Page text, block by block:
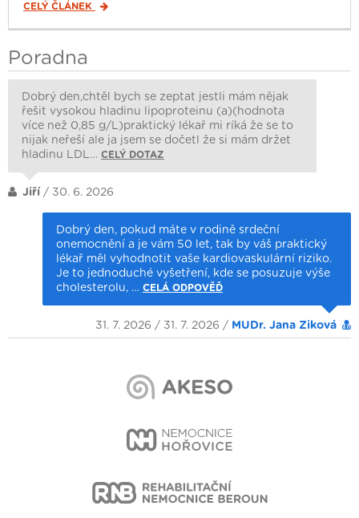
CELÝ ČLÁNEK
Poradna
Dobrý den,chtěl bych se zeptat jestli mám nějak
řešit vysokou hladinu lipoproteinu (a)(hodnota
více než 0,85 g/L)praktický lékař mi ríká že se to
nijak neřeší ale ja jsem se dočetl že si mám držet
hladinu LDL… CELÝ DOTAZ
Jiří / 30. 6. 2026
Dobrý den, pokud máte v rodině srdeční
onemocnění a je vám 50 let, tak by váš praktický
lékař měl vyhodnotit vaše kardiovaskulární riziko.
Je to jednoduché vyšetření, kde se posuzuje výše
cholesterolu, … CELÁ ODPOVĚĎ
31. 7. 2026 / 31. 7. 2026 / MUDr. Jana Ziková